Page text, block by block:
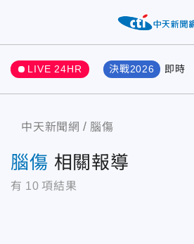
LIVE 24HR 決戰2026 即時
中天新聞網 腦傷
腦傷 相關報導
有 10 項結果